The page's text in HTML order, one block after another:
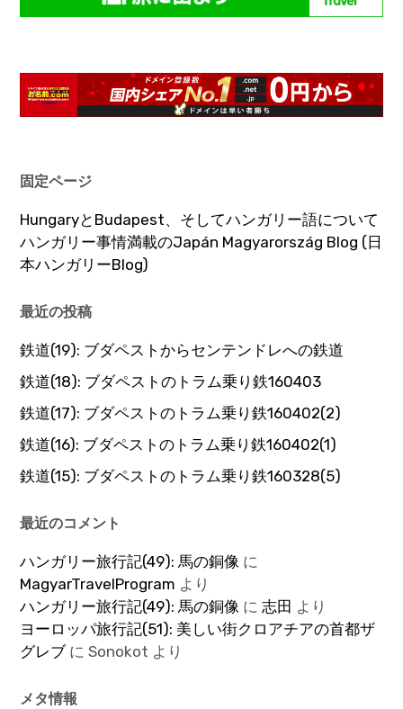
固定ページ
HungaryとBudapest、そしてハンガリー語について
ハンガリー事情満載のJapán Magyarország Blog (日
本ハンガリーBlog)
最近の投稿
鉄道(19): ブダペストからセンテンドレへの鉄道
鉄道(18): ブダペストのトラム乗り鉄160403
鉄道(17): ブダペストのトラム乗り鉄160402(2)
鉄道(16): ブダペストのトラム乗り鉄160402(1)
鉄道(15): ブダペストのトラム乗り鉄160328(5)
最近のコメント
ハンガリー旅行記(49): 馬の銅像 に
MagyarTravelProgram より
ハンガリー旅行記(49): 馬の銅像 に志田 より
ヨーロッパ旅行記(51): 美しい街クロアチアの首都ザ
グレブにSonokot より
メタ情報